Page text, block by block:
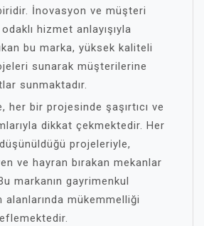
İnovasyon ve müşteri
hizmet anlayışıyla
bu marka, yüksek kaliteli
sunarak müşterilerine
sunmaktadır.
her bir projesinde şaşırtıcı ve
dikkat çekmektedir. Her
projeleriyle,
ve hayran bırakan mekanlar
markanın gayrimenkul
mükemmelliği